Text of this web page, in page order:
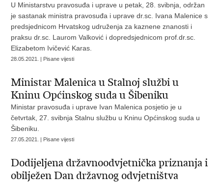
U Ministarstvu pravosuđa i uprave u petak, 28. svibnja, održan
je sastanak ministra pravosuđa i uprave dr.sc. Ivana Malenice s
predsjednicom Hrvatskog udruženja za kaznene znanosti i
praksu dr.sc. Laurom Valković i dopredsjednicom prof.dr.sc.
Elizabetom Ivičević Karas.
28.05.2021. | Pisane vijesti
Ministar Malenica u Stalnoj službi u
Kninu Općinskog suda u Šibeniku
Ministar pravosuđa i uprave Ivan Malenica posjetio je u
četvrtak, 27. svibnja Stalnu službu u Kninu Općinskog suda u
Šibeniku.
27.05.2021. | Pisane vijesti
Dodijeljena državnoodvjetnička priznanja i
obilježen Dan državnog odvjetništva